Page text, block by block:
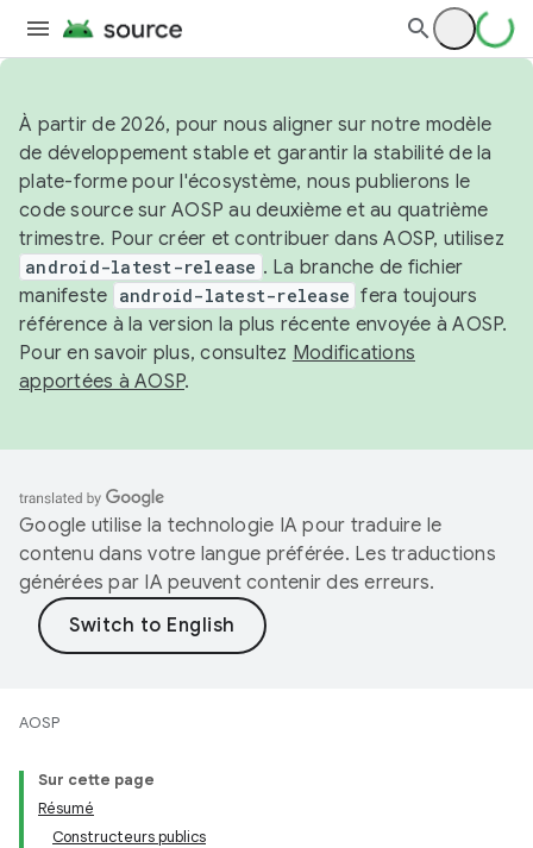
À partir de 2026, pour nous aligner sur notre modèle
de développement stable et garantir la stabilité de la
plate-forme pour l'écosystème, nous publierons le
code source sur AOSP au deuxième et au quatrième
trimestre. Pour créer et contribuer dans AOSP, utilisez
android-latest-release . La branche de fichier
manifeste android-latest-release fera toujours
référence à la version la plus récente envoyée à AOSP.
Pour en savoir plus, consultez Modifications
apportées à AOSP.
Google utilise la technologie IA pour traduire le
contenu dans votre langue préférée. Les traductions
générées par IA peuvent contenir des erreurs.
AOSP
Sur cette page
Résumé
Constructeurs publics